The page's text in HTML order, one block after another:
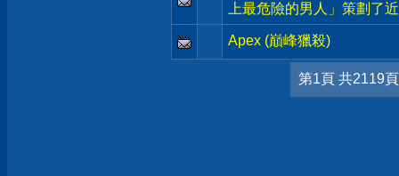
上最危險的男人」策劃了
Apex (巔峰獵殺)
第1頁 共2119頁